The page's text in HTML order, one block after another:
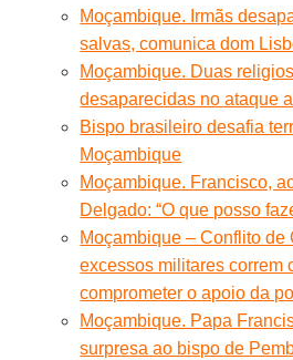
Moçambique. Irmãs
salvas, comunica dom
Moçambique. Duas
desaparecidas no ataque
Bispo brasileiro desafia
Moçambique
Moçambique. Francisco,
Delgado: “O que posso
Moçambique – Conflito de
excessos militares correm
comprometer o apoio da
Moçambique. Papa
surpresa ao bispo de